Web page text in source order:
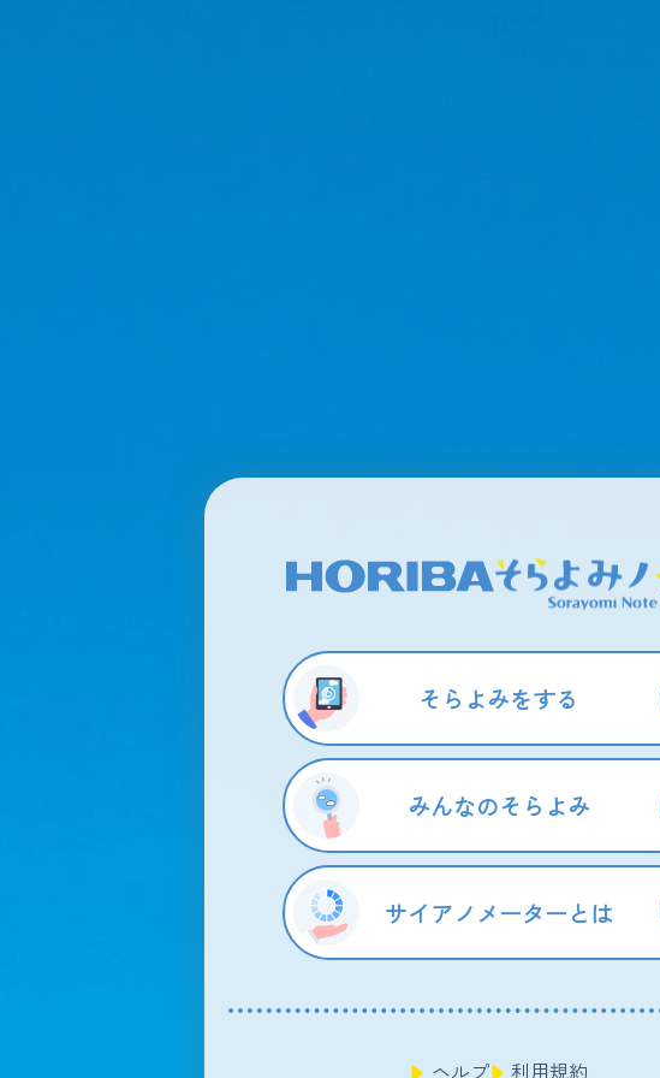
そらよみをする
みんなのそらよみ
サイアノメーターとは
ヘルプ 利用規約